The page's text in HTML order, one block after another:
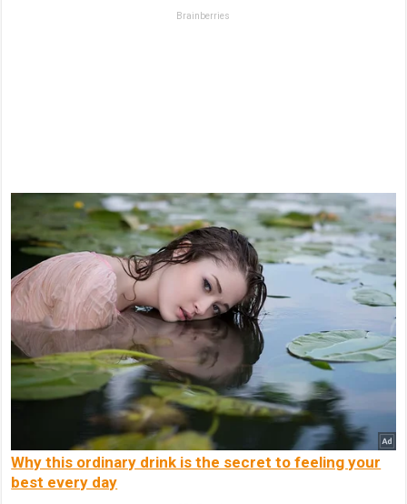
Brainberries
Why this ordinary drink is the secret to feeling your
best every day